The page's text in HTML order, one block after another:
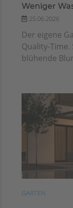
Weniger
25.06.2026
Der eigene
Quality-
blühende
GARTEN